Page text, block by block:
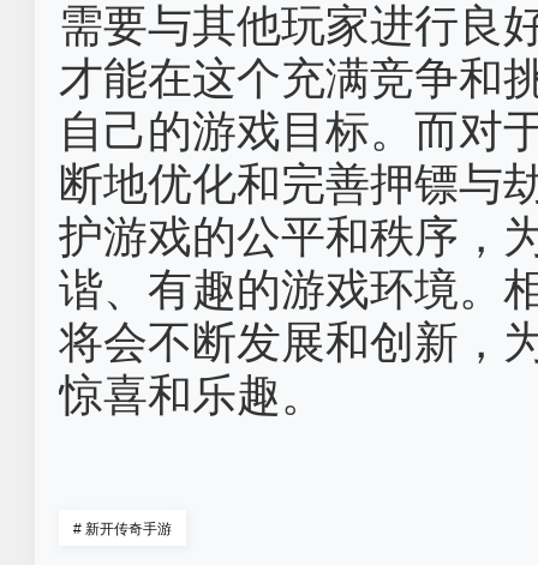
需要与其他玩家进行良
才能在这个充满竞争和
自己的游戏目标。而对
断地优化和完善押镖与
护游戏的公平和秩序，
谐、有趣的游戏环境。
将会不断发展和创新，
惊喜和乐趣。
# 新开传奇手游